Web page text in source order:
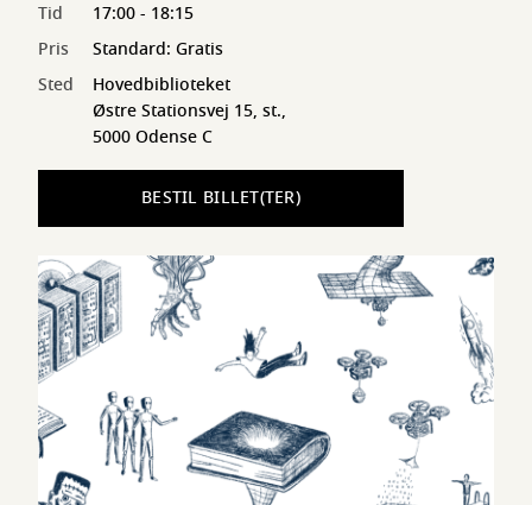
Tid
17:00 - 18:15
Pris
Standard: Gratis
Sted
Hovedbiblioteket
Østre Stationsvej 15, st.,
5000 Odense C
BESTIL BILLET(TER)